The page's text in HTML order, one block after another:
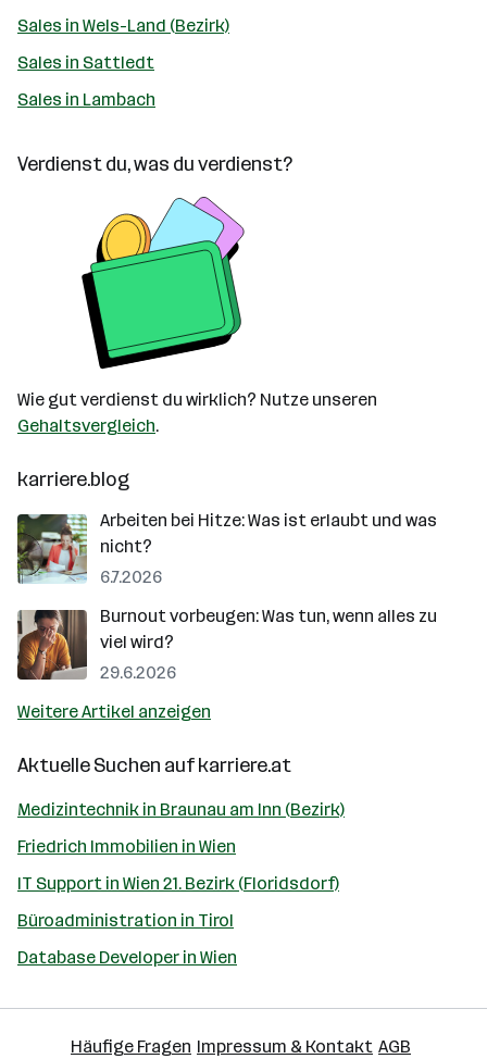
Sales in Wels-Land (Bezirk)
Sales in Sattledt
Sales in Lambach
Verdienst du, was du verdienst?
Wie gut verdienst du wirklich? Nutze unseren
Gehaltsvergleich.
karriere.blog
Arbeiten bei Hitze: Was ist erlaubt und was
nicht?
6.7.2026
Burnout vorbeugen: Was tun, wenn alles zu
viel wird?
29.6.2026
Weitere Artikel anzeigen
Aktuelle Suchen aufkarriere.at
Medizintechnik in Braunau am Inn (Bezirk)
Friedrich Immobilien in Wien
IT Support in Wien 21. Bezirk (Floridsdorf)
Büroadministration in Tirol
Database Developer in Wien
Häufige Fragen Impressum & Kontakt AGB